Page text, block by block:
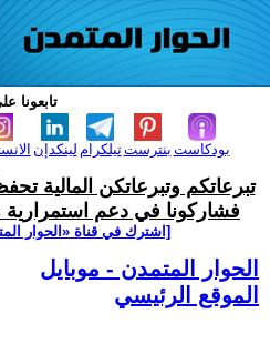
تابعونا
لينكدإن تيلكرامبنترست بودكاست
تبرعاتكم وتبرعاتكن المالية
فشاركونا في دعم استمرارية
[اشترك في قناة ‫«الحوار
الحوار المتمدن - موبايل
الموقع الرئيسي